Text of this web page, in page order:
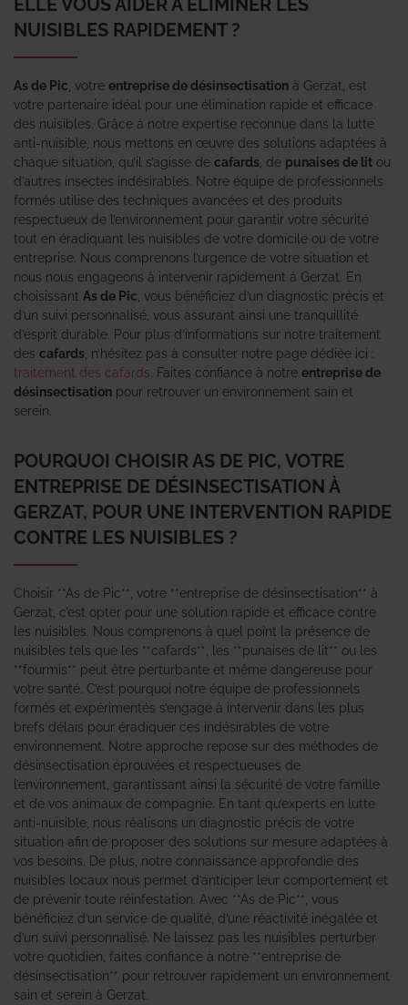
NUISIBLES RAPIDEMENT ?
As de Pic , votre entreprise de désinsectisation à Gerzat, est
votre partenaire idéal pour une élimination rapide et efficace
des nuisibles. Grâce à notre expertise reconnue dans la lutte
anti-nuisible, nous mettons en œuvre des solutions adaptées à
chaque situation, qu’il s’agisse de cafards , de punaises de lit ou
d’autres insectes indésirables. Notre équipe de professionnels
formés utilise des techniques avancées et des produits
respectueux de l’environnement pour garantir votre sécurité
tout en éradiquant les nuisibles de votre domicile ou de votre
entreprise. Nous comprenons l’urgence de votre situation et
nous nous engageons à intervenir rapidement à Gerzat. En
choisissant As de Pic , vous bénéficiez d’un diagnostic précis et
d’un suivi personnalisé, vous assurant ainsi une tranquillité
d’esprit durable. Pour plus d’informations sur notre traitement
des cafards , n’hésitez pas à consulter notre page dédiée ici :
traitement des cafards . Faites confiance à notre entreprise de
désinsectisation pour retrouver un environnement sain et
serein.
POURQUOI CHOISIR AS DE PIC, VOTRE
ENTREPRISE DE DÉSINSECTISATION À
GERZAT, POUR UNE INTERVENTION RAPIDE
CONTRE LES NUISIBLES ?
Choisir **As de Pic**, votre **entreprise de désinsectisation** à
Gerzat, c’est opter pour une solution rapide et efficace contre
les nuisibles. Nous comprenons à quel point la présence de
nuisibles tels que les **cafards**, les **punaises de lit** ou les
**fourmis** peut être perturbante et même dangereuse pour
votre santé. C’est pourquoi notre équipe de professionnels
formés et expérimentés s’engage à intervenir dans les plus
brefs délais pour éradiquer ces indésirables de votre
environnement. Notre approche repose sur des méthodes de
désinsectisation éprouvées et respectueuses de
l’environnement, garantissant ainsi la sécurité de votre famille
et de vos animaux de compagnie. En tant qu’experts en lutte
anti-nuisible, nous réalisons un diagnostic précis de votre
situation afin de proposer des solutions sur mesure adaptées à
vos besoins. De plus, notre connaissance approfondie des
nuisibles locaux nous permet d’anticiper leur comportement et
de prévenir toute réinfestation. Avec **As de Pic**, vous
bénéficiez d’un service de qualité, d’une réactivité inégalée et
d’un suivi personnalisé. Ne laissez pas les nuisibles perturber
votre quotidien, faites confiance à notre **entreprise de
désinsectisation** pour retrouver rapidement un environnement
sain et serein à Gerzat.